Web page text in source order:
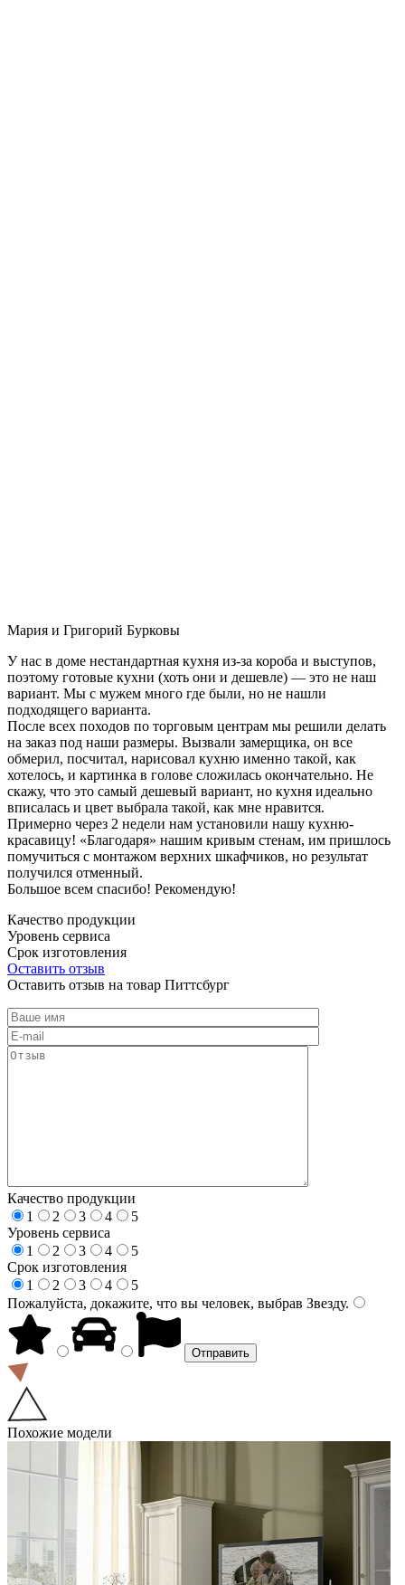
Мария и Григорий Бурковы
У нас в доме нестандартная кухня из-за короба и выступов,
поэтому готовые кухни (хоть они и дешевле) — это не наш
вариант. Мы с мужем много где были, но не нашли
подходящего варианта.
После всех походов по торговым центрам мы решили делать
на заказ под наши размеры. Вызвали замерщика, он все
обмерил, посчитал, нарисовал кухню именно такой, как
хотелось, и картинка в голове сложилась окончательно. Не
скажу, что это самый дешевый вариант, но кухня идеально
вписалась и цвет выбрала такой, как мне нравится.
Примерно через 2 недели нам установили нашу кухню-
красавицу! «Благодаря» нашим кривым стенам, им пришлось
помучиться с монтажом верхних шкафчиков, но результат
получился отменный.
Большое всем спасибо! Рекомендую!
Качество продукции
Уровень сервиса
Срок изготовления
Оставить отзыв
Оставить отзыв на товар Питтсбург
Качество продукции
1
2 3 4
5
Уровень сервиса
1
2 3 4
5
Срок изготовления
1
2 3 4
5
Пожалуйста, докажите, что вы человек, выбрав Звезду.
Похожие модели